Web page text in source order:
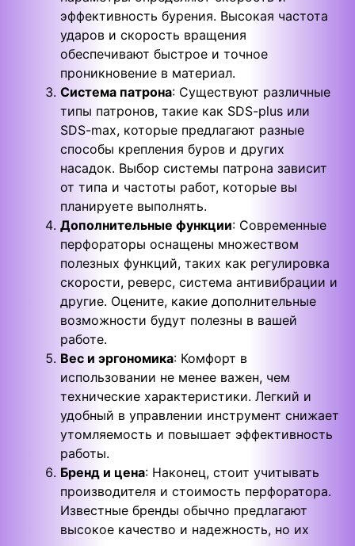
эффективность бурения. Высокая частота
ударов и скорость вращения
обеспечивают быстрое и точное
проникновение в материал.
Система патрона: Существуют различные
типы патронов, такие как SDS-plus или
SDS-max, которые предлагают разные
способы крепления буров и других
насадок. Выбор системы патрона зависит
от типа и частоты работ, которые вы
планируете выполнять.
Дополнительные функции: Современные
перфораторы оснащены множеством
полезных функций, таких как регулировка
скорости, реверс, система антивибрации и
другие. Оцените, какие дополнительные
возможности будут полезны в вашей
работе.
Вес и эргономика: Комфорт в
использовании не менее важен, чем
технические характеристики. Легкий и
удобный в управлении инструмент снижает
утомляемость и повышает эффективность
работы.
Бренд и цена: Наконец, стоит учитывать
производителя и стоимость перфоратора.
Известные бренды обычно предлагают
высокое качество и надежность, но их